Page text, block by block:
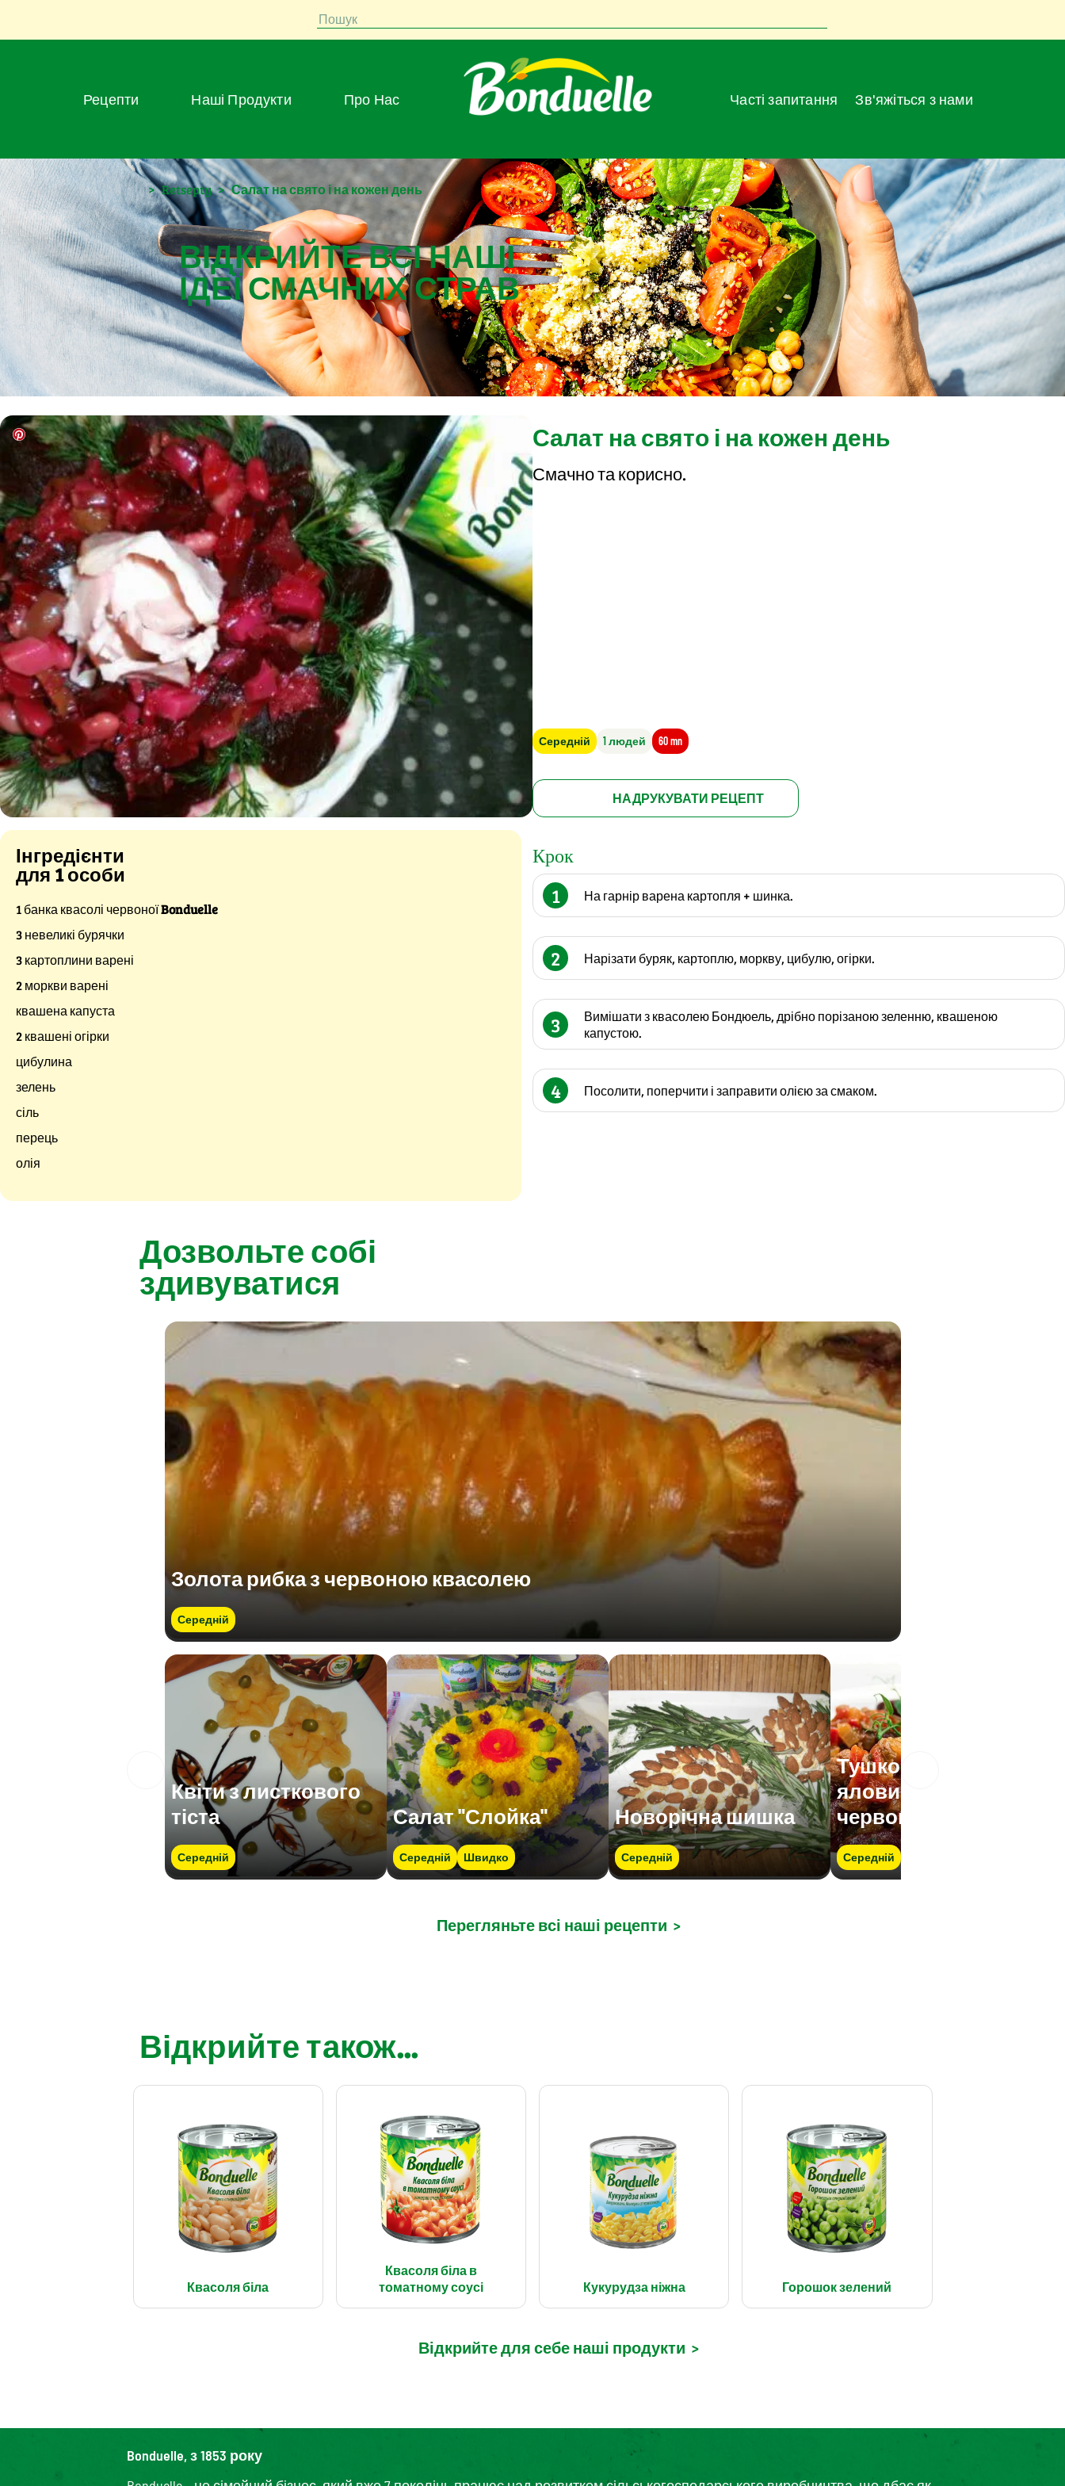
Пошук
Рецепти Наші Продукти Про Нас Часті запитання Зв'яжіться з нами
> Retsepty > Салат на свято і на кожен день
ВІДКРИЙТЕ ВСІ НАШІ
ІДЕЇ СМАЧНИХ СТРАВ
Салат на свято і на кожен день
Смачно та корисно.
Середній 1 людей 60 mn
НАДРУКУВАТИ РЕЦЕПТ
Інгредієнти
для 1 особи
1 банка квасолі червоноїBonduelle
3 невеликі бурячки
3 картоплини варені
2 моркви варені
квашена капуста
2 квашені огірки
цибулина
зелень
сіль
перець
олія
Крок
1 На гарнір варена картопля + шинка.
2 Нарізати буряк, картоплю, моркву, цибулю, огірки.
3
Вимішати з квасолею Бондюель, дрібно порізаною зеленню, квашеною
капустою.
4 Посолити, поперчити і заправити олією за смаком.
Дозвольте собі
здивуватися
Золота рибка з червоною квасолею
Середній
Квіти з листкового
тіста
Середній
Салат "Слойка"
Середній Швидко
Новорічна шишка
Середній
Тушкована
яловичина з
червоною квасолею
Середній
Перегляньте всі наші рецепти >
Відкрийте також...
Квасоля біла
Квасоля біла в
томатному соусі
Кукурудза ніжна Горошок зелений
Відкрийте для себе наші продукти >
Bonduelle, з 1853 року